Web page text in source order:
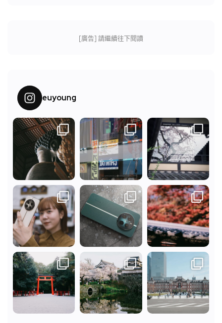
[廣告] 請繼續往下閱讀
euyoung